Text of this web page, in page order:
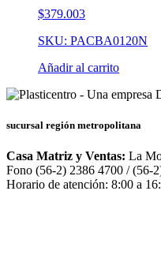
$379.003
SKU: PACBA0120N
Añadir al carrito
sucursal región metropolitana
Casa Matriz y Ventas: La
Fono (56-2) 2386 4700 / (56-
Horario de atención: 8:00 a